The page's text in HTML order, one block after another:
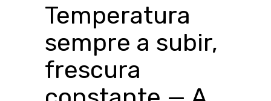
Temperatura
sempre a subir,
frescura